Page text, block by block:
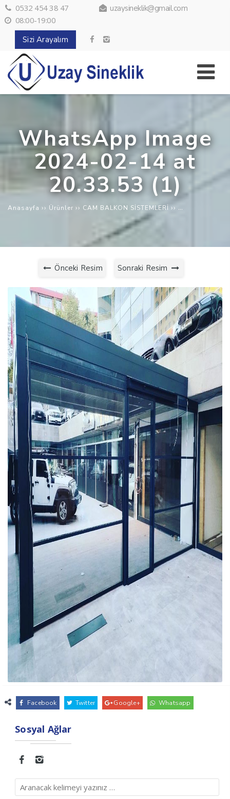
0532 454 38 47
uzaysineklik@gmail.com
08:00-19:00
Sizi Arayalım
WhatsApp Image
2024-02-14 at
20.33.53 (1)
Anasayfa ›› Ürünler ›› CAM BALKON SİSTEMLERİ ›› Albert Genau:
Önceki Resim Sonraki Resim
Facebook Twitter Google+ Whatsapp
Sosyal Ağlar